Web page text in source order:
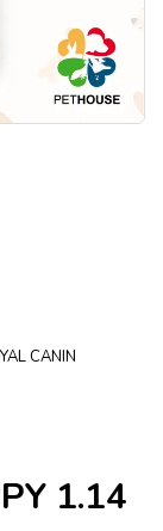
CANIN
1.14